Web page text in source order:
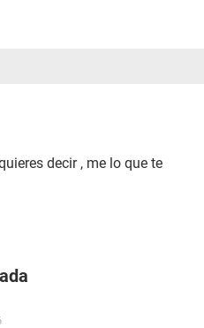
decir , me lo que te